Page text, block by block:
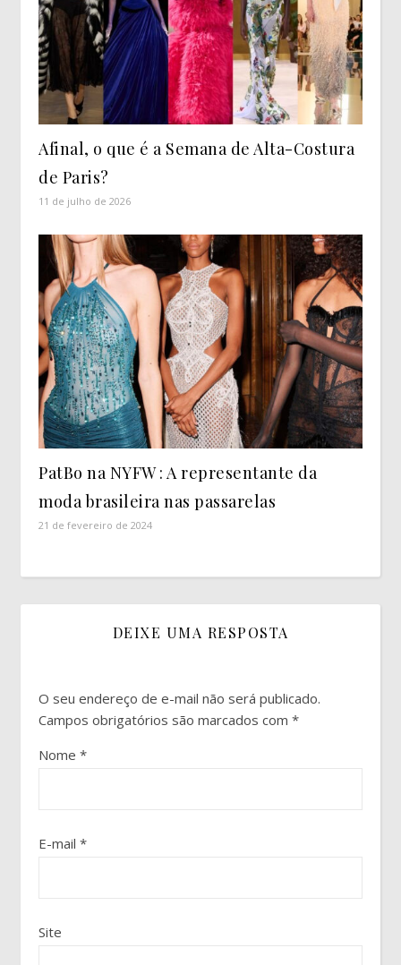
Afinal, o que é a Semana de Alta-Costura
de Paris?
11 de julho de 2026
PatBo na NYFW : A representante da
moda brasileira nas passarelas
21 de fevereiro de 2024
DEIXE UMA RESPOSTA
O seu endereço de e-mail não será publicado.
Campos obrigatórios são marcados com *
Nome *
E-mail *
Site